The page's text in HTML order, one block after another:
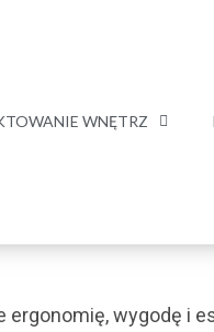
WNĘTRZ
wygodę i